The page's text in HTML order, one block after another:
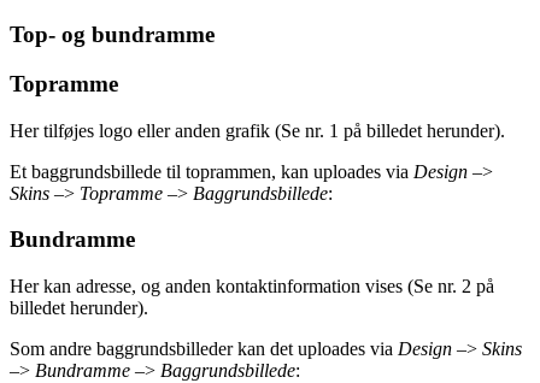
Top- og bundramme
Topramme
Her tilføjes logo eller anden grafik (Se nr. 1 på billedet herunder).
Et baggrundsbillede til toprammen, kan uploades via Design –>
Skins –> Topramme –> Baggrundsbillede:
Bundramme
Her kan adresse, og anden kontaktinformation vises (Se nr. 2 på
billedet herunder).
Som andre baggrundsbilleder kan det uploades via Design –> Skins
–> Bundramme –> Baggrundsbillede: